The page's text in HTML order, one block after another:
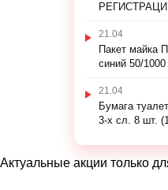
21.04
Пакет майка
синий 50/1000
21.04
Бумага
3-х сл. 8 шт.
Актуальные акции только